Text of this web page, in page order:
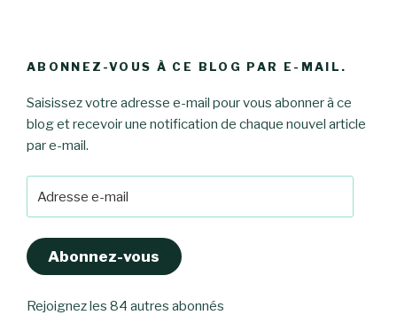
ABONNEZ-VOUS À CE BLOG PAR E-MAIL.
Saisissez votre adresse e-mail pour vous abonner à ce
blog et recevoir une notification de chaque nouvel article
par e-mail.
e-
Abonnez-vous
Rejoignez les 84 autres abonnés